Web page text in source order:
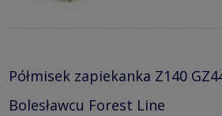
Półmisek zapiekanka Z140
Bolesławcu Forest Line